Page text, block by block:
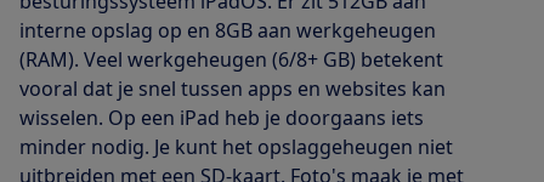
interne opslag op en 8GB aan werkgeheugen
(RAM). Veel werkgeheugen (6/8+ GB) betekent
vooral dat je snel tussen apps en websites kan
wisselen. Op een iPad heb je doorgaans iets
minder nodig. Je kunt het opslaggeheugen niet
uitbreiden met een SD-kaart. Foto's maak je met